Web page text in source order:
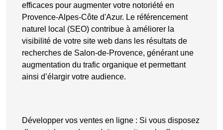
efficaces pour augmenter votre notoriété en
Provence-Alpes-Côte d'Azur. Le référencement
naturel local (SEO) contribue à améliorer la
visibilité de votre site web dans les résultats de
recherches de Salon-de-Provence, générant une
augmentation du trafic organique et permettant
ainsi d’élargir votre audience.
Développer vos ventes en ligne : Si vous disposez